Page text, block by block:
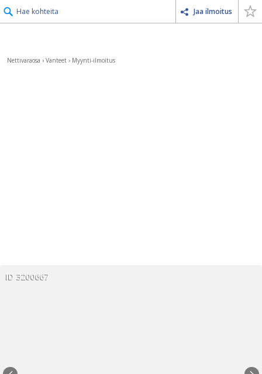
Hae kohteita Jaa ilmoitus
Nettivaraosa › Vanteet › Myynti-ilmoitus
ID 3200667